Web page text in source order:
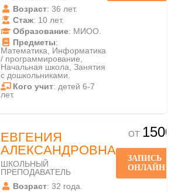
Возраст: 36 лет.
Стаж: 10 лет.
Образование: МИОО.
Предметы:
Математика, Информатика
/ программирование,
Начальная школа, Занятия
с дошкольниками.
Кого учит: детей 6-7
лет.
ЕВГЕНИЯ
АЛЕКСАНДРОВНА
ШКОЛЬНЫЙ
ПРЕПОДАВАТЕЛЬ
Возраст: 32 года.
ОТ 1500
ЗАПИСЬ
ОНЛАЙН